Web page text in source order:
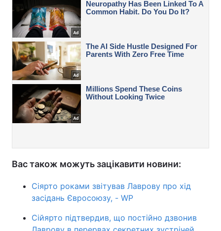
Вас також можуть зацікавити новини:
Сіярто роками звітував Лаврову про хід
засідань Євросоюзу, - WP
Сійярто підтвердив, що постійно дзвонив